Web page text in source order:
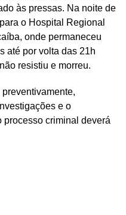
às pressas. Na noite de
o Hospital Regional
onde permaneceu
até por volta das 21h
resistiu e morreu.
e o
processo criminal deverá